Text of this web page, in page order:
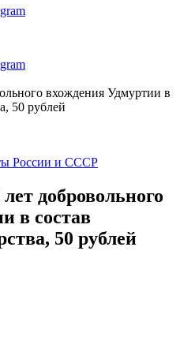
вхождения Удмуртии в
50 рублей
России и СССР
добровольного
в состав
50 рублей